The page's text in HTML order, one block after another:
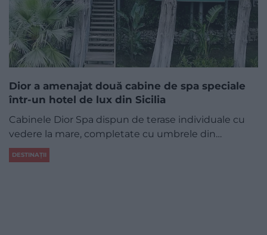
Dior a amenajat două cabine de spa speciale
într-un hotel de lux din Sicilia
Cabinele Dior Spa dispun de terase individuale cu
vedere la mare, completate cu umbrele din…
DESTINAȚII